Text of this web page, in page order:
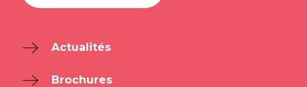
Actualités
Brochures